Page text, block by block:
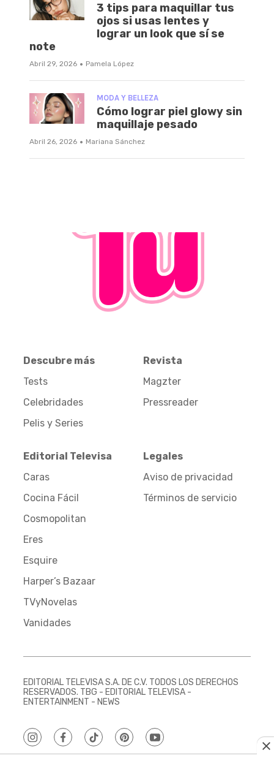
3 tips para maquillar tus
ojos si usas lentes y
lograr un look que sí se
note
Abril 29, 2026 · Pamela López
MODA Y BELLEZA
Cómo lograr piel glowy sin
maquillaje pesado
Abril 26, 2026 · Mariana Sánchez
Descubre más
Tests
Celebridades
Pelis y Series
Revista
Magzter
Pressreader
Editorial Televisa
Caras
Cocina Fácil
Cosmopolitan
Eres
Esquire
Harper’s Bazaar
TVyNovelas
Vanidades
Legales
Aviso de privacidad
Términos de servicio
EDITORIAL TELEVISA S.A. DE C.V. TODOS LOS DERECHOS
RESERVADOS. TBG - EDITORIAL TELEVISA -
ENTERTAINMENT - NEWS
instagramfacebooktiktokpinterestyoutube